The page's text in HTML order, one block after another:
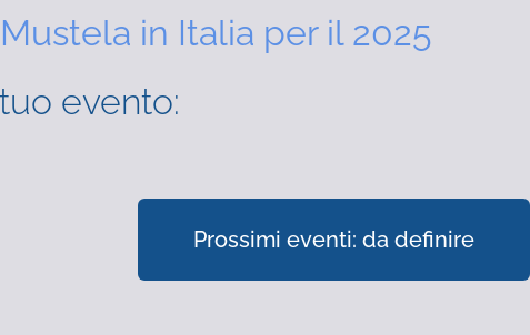
in Italia per il 2025
evento:
Prossimi eventi: da definire